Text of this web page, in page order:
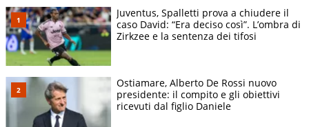
Juventus, Spalletti prova a chiudere il
caso David: “Era deciso così”. L’ombra di
Zirkzee e la sentenza dei tifosi
Ostiamare, Alberto De Rossi nuovo
presidente: il compito e gli obiettivi
ricevuti dal figlio Daniele